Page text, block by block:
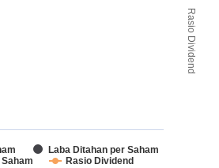
Rasio Dividend
Laba Ditahan per Saham
Rasio Dividend